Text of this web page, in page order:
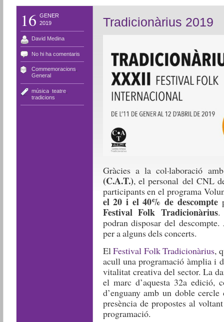
16 GENER
2019
David Medina
No hi ha comentaris
Commemoracions
General
música, teatre,
tradicions
Tradicionàrius 2019
Gràcies a la col·laboració
(C.A.T.), el personal del CNL
participants en el programa
el 20 i el 40% de descompte
Festival Folk Tradicionàrius.
podran disposar del
per a alguns dels concerts.
ElFestival Folk Tradicionàrius,
acull una programació àmplia i
vitalitat creativa del sector. La
el marc d’aquesta 32a edició,
d’enguany amb un doble
presència de propostes al
programació.